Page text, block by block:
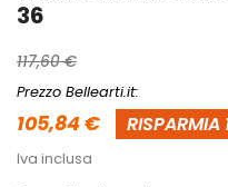
36
117,60 €
Prezzo Bellearti.it:
105,84 € RISPARMIA
Iva inclusa